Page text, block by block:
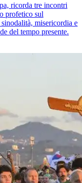
ricorda tre incontri
profetico sul
misericordia e
del tempo presente.